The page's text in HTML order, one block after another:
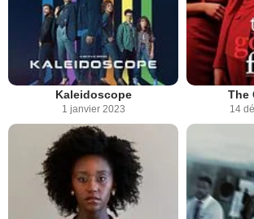
Kaleidoscope
1 janvier 2023
The
14